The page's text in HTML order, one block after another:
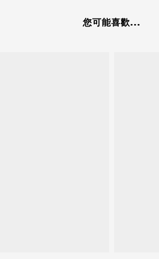
您可能喜歡...